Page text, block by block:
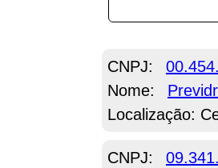
CNPJ:
Nome:
Localização:
CNPJ: